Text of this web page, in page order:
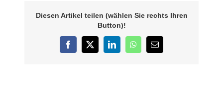
Diesen Artikel teilen (wählen Sie rechts Ihren
Button)!
Facebook
X LinkedInWhatsApp
E-
Mail